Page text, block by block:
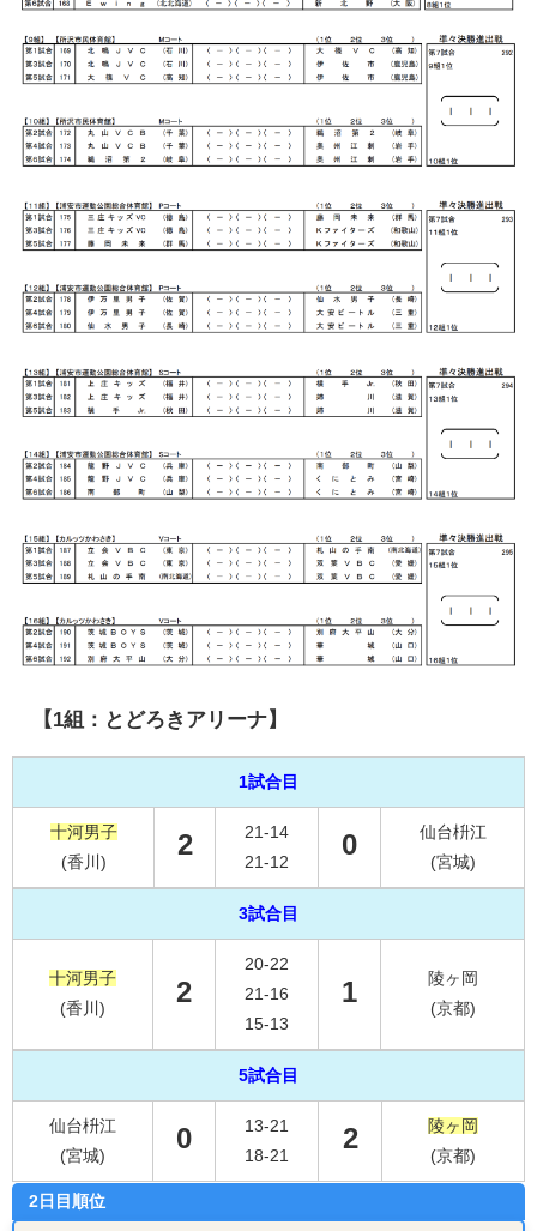
【1組：とどろきアリーナ】
1試合目
十河男子
(香川)
2
21-14
21-12
0
仙台枡江
(宮城)
3試合目
十河男子
(香川)
2
20-22
21-16
15-13
1
陵ヶ岡
(京都)
5試合目
仙台枡江
(宮城)
0
13-21
18-21
2
陵ヶ岡
(京都)
2日目順位